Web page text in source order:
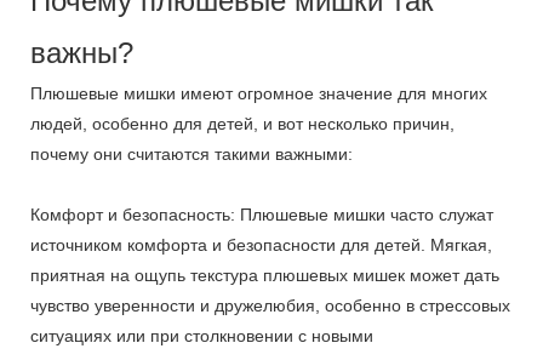
важны?
Плюшевые мишки имеют огромное значение для многих
людей, особенно для детей, и вот несколько причин,
почему они считаются такими важными:
Комфорт и безопасность: Плюшевые мишки часто служат
источником комфорта и безопасности для детей. Мягкая,
приятная на ощупь текстура плюшевых мишек может дать
чувство уверенности и дружелюбия, особенно в стрессовых
ситуациях или при столкновении с новыми